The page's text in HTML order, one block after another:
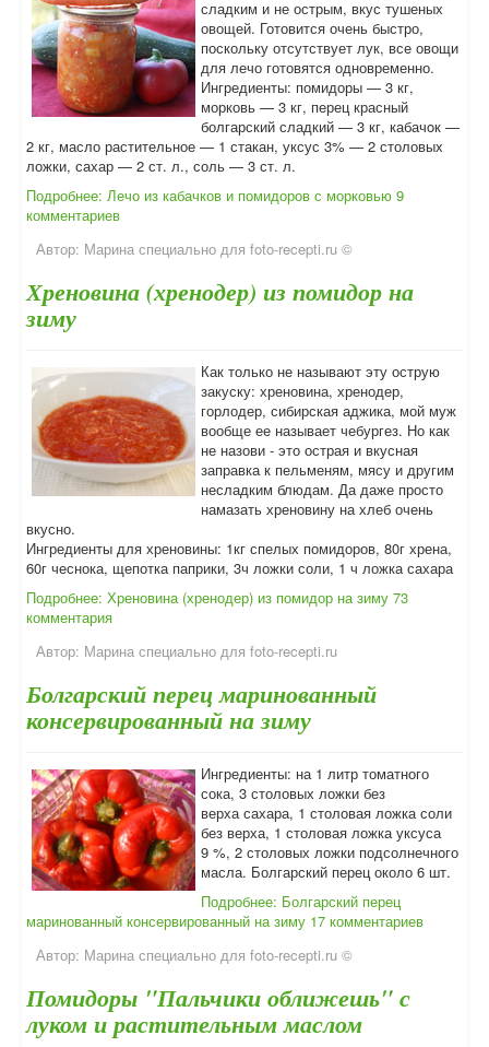
сладким и не острым, вкус тушеных
овощей. Готовится очень быстро,
поскольку отсутствует лук, все овощи
для лечо готовятся одновременно.
Ингредиенты: помидоры — 3 кг,
морковь — 3 кг, перец красный
болгарский сладкий — 3 кг, кабачoк —
2 кг, масло растительное — 1 стакан, уксус 3% — 2 столовых
ложки, сахар — 2 ст. л., соль — 3 ст. л.
Подробнее: Лечо из кабачков и помидоров с морковью 9
комментариев
Автор: Марина специально для foto-recepti.ru ©
Хреновина (хренодер) из помидор на
зиму
Как только не называют эту острую
закуску: хреновина, хренодер,
горлодер, сибирская аджика, мой муж
вообще ее называет чебургез. Но как
не назови - это острая и вкусная
заправка к пельменям, мясу и другим
несладким блюдам. Да даже просто
намазать хреновину на хлеб очень
вкусно.
Ингредиенты для хреновины: 1кг спелых помидоров, 80г хрена,
60г чеснока, щепотка паприки, 3ч ложки соли, 1 ч ложка сахара
Подробнее: Хреновина (хренодер) из помидор на зиму 73
комментария
Автор: Марина специально для foto-recepti.ru
Болгарский перец маринованный
консервированный на зиму
Ингредиенты: на 1 литр томатного
сока, 3 столовых ложки без
верха сахара, 1 столовая ложка соли
без верха, 1 столовая ложка уксуса
9 %, 2 столовых ложки подсолнечного
масла. Болгарский перец около 6 шт.
Подробнее: Болгарский перец
маринованный консервированный на зиму 17 комментариев
Автор: Марина специально для foto-recepti.ru ©
Помидоры "Пальчики оближешь" с
луком и растительным маслом